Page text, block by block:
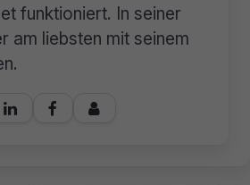
funktioniert. In seiner
am liebsten mit seinem
  